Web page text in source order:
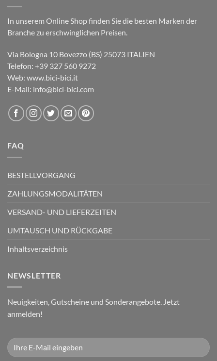
In unserem Online Shop finden Sie die besten Marken der
Branche zu erschwinglichen Preisen.
Via Bologna 10 Bovezzo (BS) 25073 ITALIEN
Telefon: +39 327 560 9272
Web: www.bici-bici.it
E-Mail: info@bici-bici.com
FAQ
BESTELLVORGANG
ZAHLUNGSMODALITÄTEN
VERSAND- UND LIEFERZEITEN
UMTAUSCH UND RÜCKGABE
Inhaltsverzeichnis
NEWSLETTER
Neuigkeiten, Gutscheine und Sonderangebote. Jetzt
anmelden!